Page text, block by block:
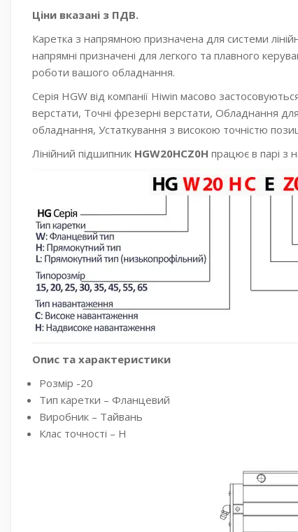
Ціни вказані з ПДВ.
Каретка з напрямною призначена для системи
напрямні призначені для легкого та плавного
роботи вашого обладнання.
Серія HGW від компанії Hiwin масово
верстати, Точні фрезерні верстати, Обладнання
обладнання, Устаткування з високою точністю
Лінійний підшипник HGW20HCZ0H працює в парі з
Опис та характеристики
Розмір -20
Тип каретки – Фланцевий
Виробник – Тайвань
Клас точності – H